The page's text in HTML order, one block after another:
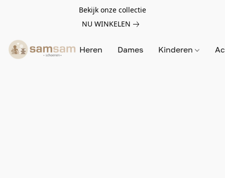
Bekijk onze collectie
NU WINKELEN
Heren Dames Kinderen